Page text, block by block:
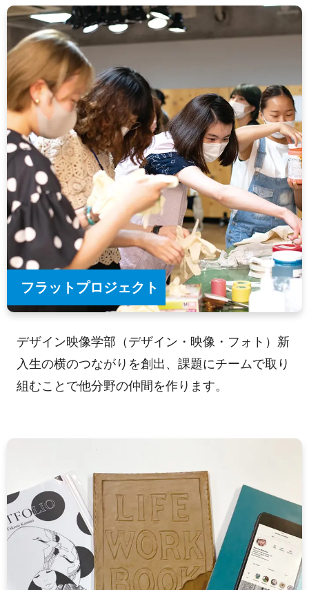
フラットプロジェクト
デザイン映像学部（デザイン・映像・フォト）新
入生の横のつながりを創出、課題にチームで取り
組むことで他分野の仲間を作ります。